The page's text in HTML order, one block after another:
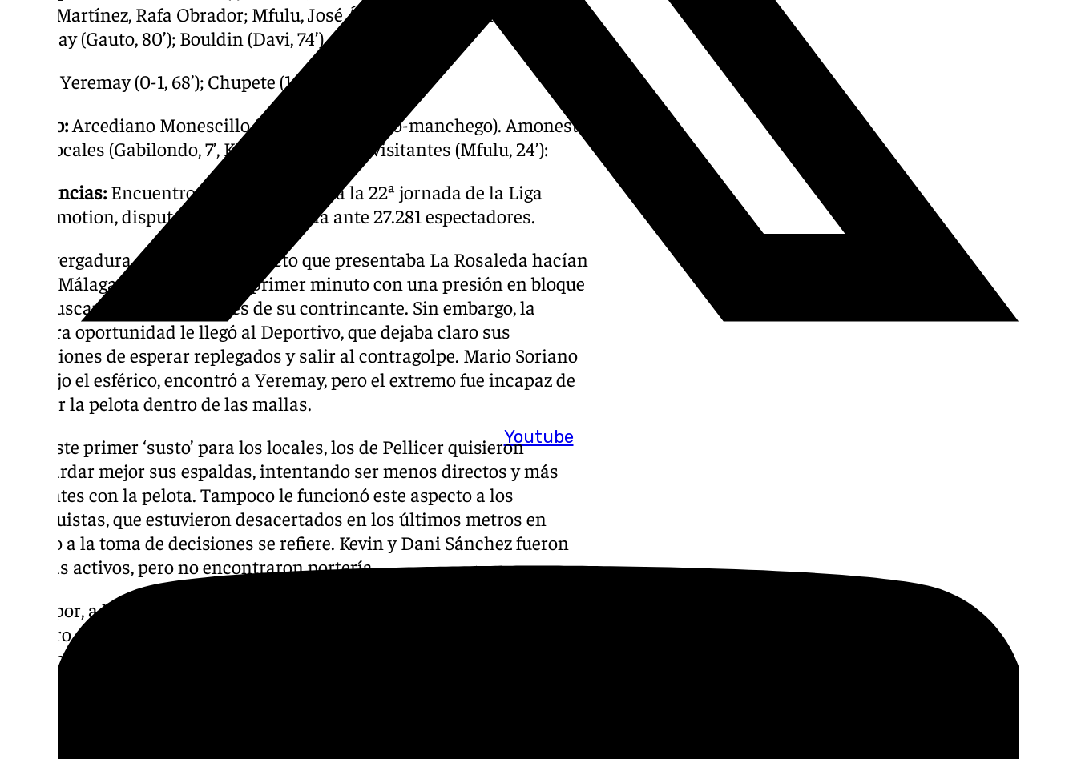
Youtube
Pablo Martínez, Rafa Obrador; Mfulu, José Ángel; Mella, Mario Soriano,
Yeremay (Gauto, 80’); Bouldin (Davi, 74’).
Yeremay (0-1, 68’); Chupete (1-1, 88’)
Árbitro: Arcediano Monescillo (comité castellano-manchego). Amonestó
a los locales (Gabilondo, 7’, Kevin, 39’, ); y a los visitantes (Mfulu, 24’):
Incidencias: Encuentro correspondiente a la 22ª jornada de la Liga
Hypermotion, disputado en La Rosaleda ante 27.281 espectadores.
La envergadura del rival y el aspecto que presentaba La Rosaleda hacían
que el Málaga saliese desde el primer minuto con una presión en bloque
alto, buscando las debilidades de su contrincante. Sin embargo, la
primera oportunidad le llegó al Deportivo, que dejaba claro sus
intenciones de esperar replegados y salir al contragolpe. Mario Soriano
condujo el esférico, encontró a Yeremay, pero el extremo fue incapaz de
colocar la pelota dentro de las mallas.
Tras este primer ‘susto’ para los locales, los de Pellicer quisieron
resguardar mejor sus espaldas, intentando ser menos directos y más
pacientes con la pelota. Tampoco le funcionó este aspecto a los
malaguistas, que estuvieron desacertados en los últimos metros en
cuanto a la toma de decisiones se refiere. Kevin y Dani Sánchez fueron
los más activos, pero no encontraron portería
El Depor, a la contra, tuvo otras dos oportunidades en botas de Mella. El
primero, en el 20’ con un disparo cruzado, pero sobre todo, en el 39’ gozó
de la más clara del partido. De nuevo Mario Soriano se convirtió en el eje